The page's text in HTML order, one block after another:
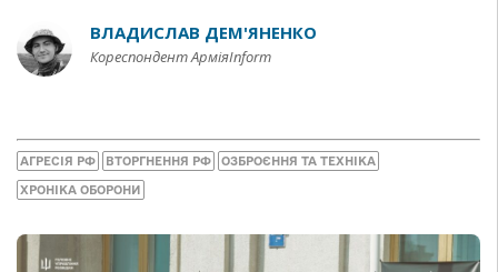
ВЛАДИСЛАВ ДЕМ'ЯНЕНКО
Кореспондент АрміяInform
АГРЕСІЯ РФ ВТОРГНЕННЯ РФ ОЗБРОЄННЯ ТА ТЕХНІКА
ХРОНІКА ОБОРОНИ